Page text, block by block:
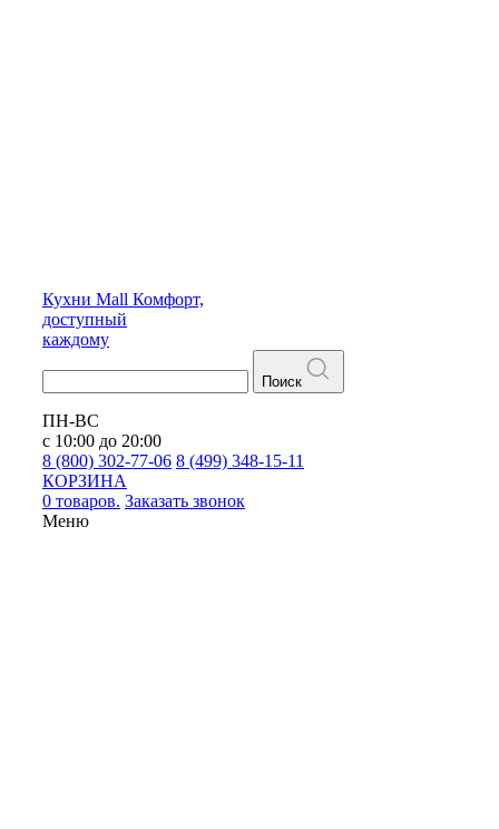
Кухни Mall Комфорт,
доступный
каждому
Поиск
ПН-ВС
с 10:00 до 20:00
8 (800) 302-77-06 8 (499) 348-15-11
КОРЗИНА
0 товаров. Заказать звонок
Меню